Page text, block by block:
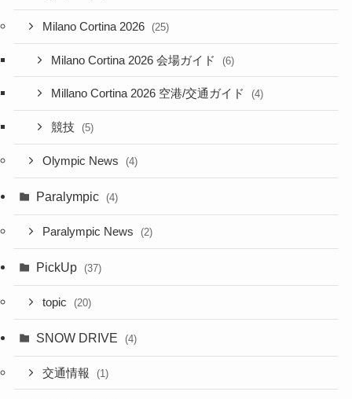
Milano Cortina 2026 (25)
Milano Cortina 2026 会場ガイド (6)
Millano Cortina 2026 空港/交通ガイド (4)
競技 (5)
Olympic News (4)
Paralympic (4)
Paralympic News (2)
PickUp (37)
topic (20)
SNOW DRIVE (4)
交通情報 (1)